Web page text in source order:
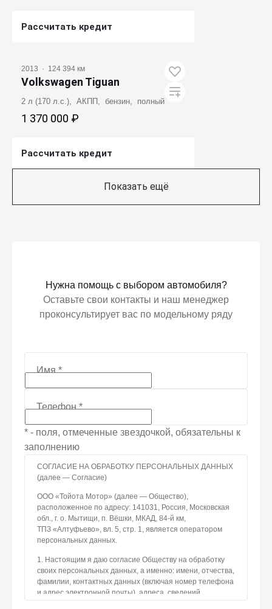
Рассчитать кредит
2013 · 124 394 км
Volkswagen Tiguan
2 л (170 л.с.), АКПП, бензин, полный
1 370 000 ₽
Рассчитать кредит
Показать ещё
Нужна помощь с выбором автомобиля?
Оставьте свои контакты и наш менеджер
проконсультирует вас по модельному ряду
Имя*
Телефон*
* - поля, отмеченные звездочкой, обязательны к
заполнению
СОГЛАСИЕ НА ОБРАБОТКУ ПЕРСОНАЛЬНЫХ ДАННЫХ
(далее — Согласие)
ООО «Тойота Мотор» (далее — Общество),
расположенное по адресу: 141031, Россия, Московская
обл., г. о. Мытищи, п. Вёшки, МКАД, 84-й км,
ТПЗ «Алтуфьево», вл. 5, стр. 1, является оператором
персональных данных.
1. Настоящим я даю согласие Обществу на обработку
своих персональных данных, а именно: имени, отчества,
фамилии, контактных данных (включая номер телефона
и адрес электронной почты), адреса, сведений